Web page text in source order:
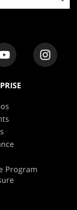
Program